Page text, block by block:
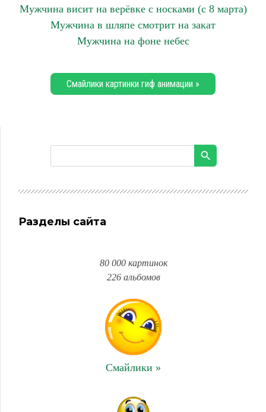
Мужчина висит на верёвке с носками (с 8 марта)
Мужчина в шляпе смотрит на закат
Мужчина на фоне небес
Смайлики картинки гиф анимации »
Разделы сайта
80 000 картинок
226 альбомов
Смайлики »